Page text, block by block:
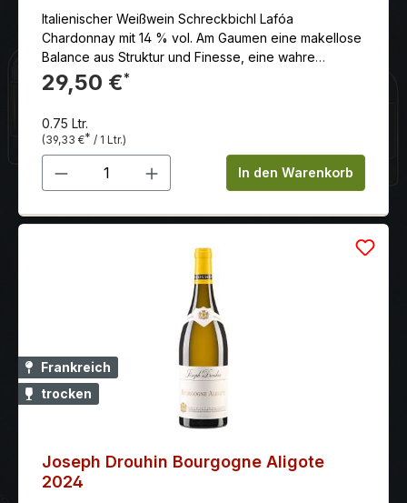
Italienischer Weißwein Schreckbichl Lafóa
Chardonnay mit 14 % vol. Am Gaumen eine makellose
Balance aus Struktur und Finesse, eine wahre
Glanzleistung der Kellerei. Fein unterlegtes Holz
machen diesen Wein zu einem harmonischen Ganzen.
29,50 €*
0.75 Ltr.
(39,33 €* / 1 Ltr.)
Produkt Anzahl: Gib denIn den Warenkorb
Frankreich
trocken
Joseph Drouhin Bourgogne Aligote
2024